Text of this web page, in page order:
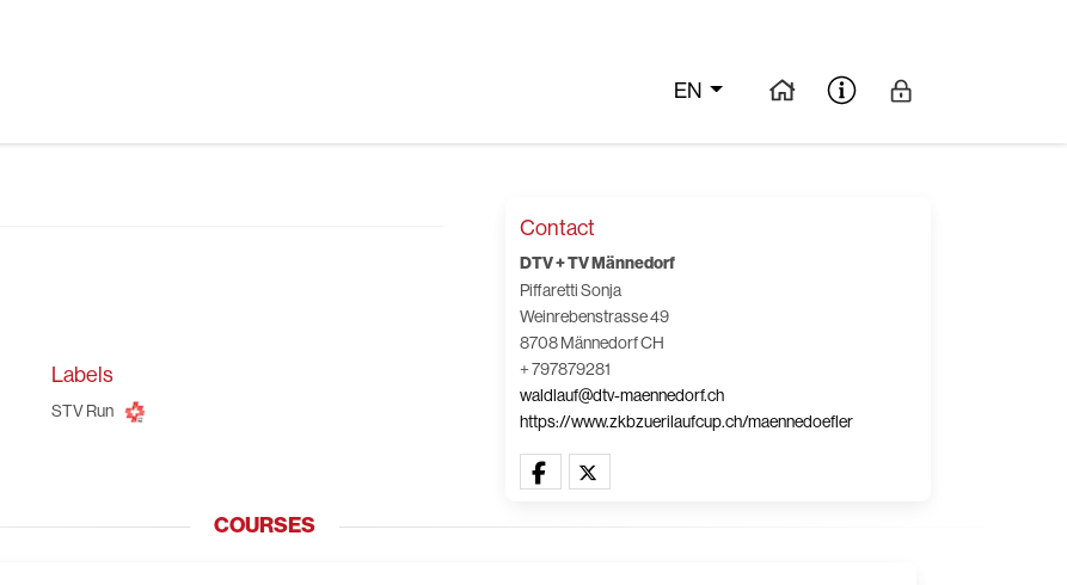
EN
Labels
STV Run
Contact
DTV + TV Männedorf
Piffaretti Sonja
Weinrebenstrasse 49
8708 Männedorf CH
+ 797879281
waldlauf@dtv-maennedorf.ch
https://www.zkbzuerilaufcup.ch/maennedoefler
COURSES